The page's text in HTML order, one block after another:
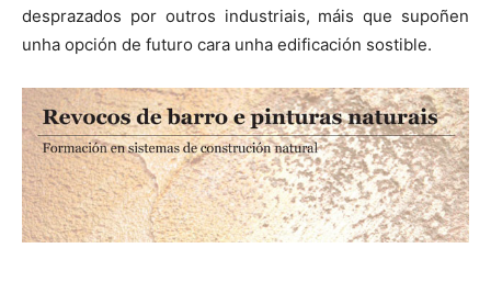
desprazados por outros industriais, máis que supoñen
unha opción de futuro cara unha edificación sostible.